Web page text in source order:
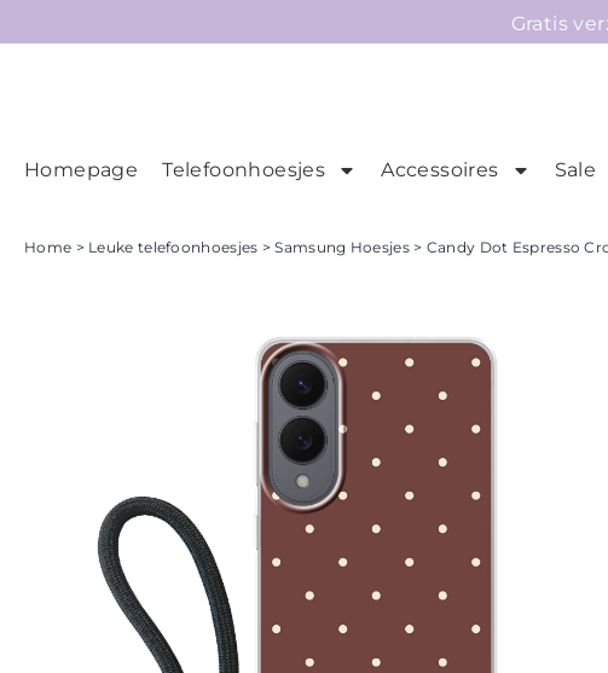
Gratis
Homepage Telefoonhoesjes Accessoires Sale
Home > Leuke telefoonhoesjes >Samsung Hoesjes> Candy Dot Espresso